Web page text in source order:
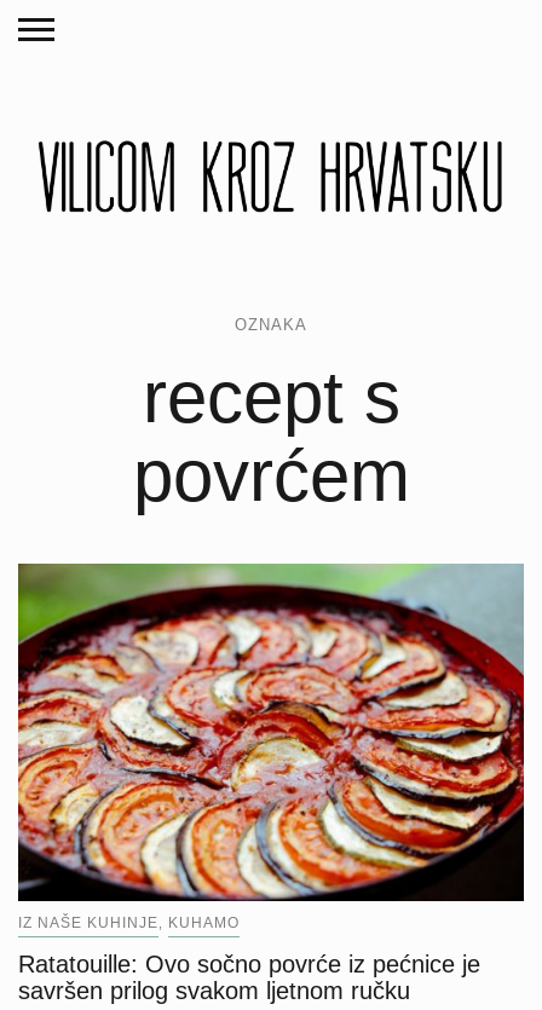
OZNAKA
recept s
povrćem
IZ NAŠE KUHINJE KUHAMO
Ratatouille: Ovo sočno povrće iz pećnice je
savršen prilog svakom ljetnom ručku